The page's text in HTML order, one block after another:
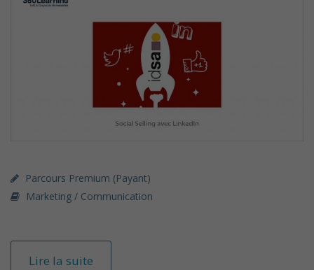
Parcours Premium (payant)
Marketing / Communication
Lire la suite